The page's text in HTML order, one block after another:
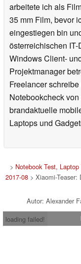
arbeitete ich als
35 mm Film, bevor
eingestiegen bin
österreichischen
Windows Client-
Projektmanager
Freelancer
Notebookcheck
brandaktuelle
Laptops und
> Notebook Test,
2017-08 > Xiaomi-
Autor: Alexander
loading failed!